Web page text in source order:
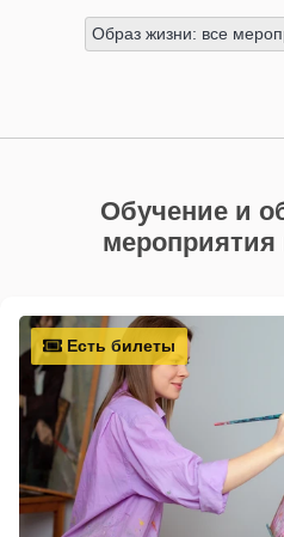
Образ жизни: все
Обучение и
Есть билеты